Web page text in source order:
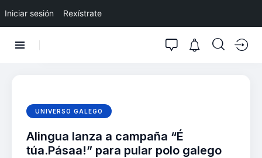
Iniciar sesión Rexístrate
UNIVERSO GALEGO
Alingua lanza a campaña “É
túa.Pásaa!” para pular polo galego